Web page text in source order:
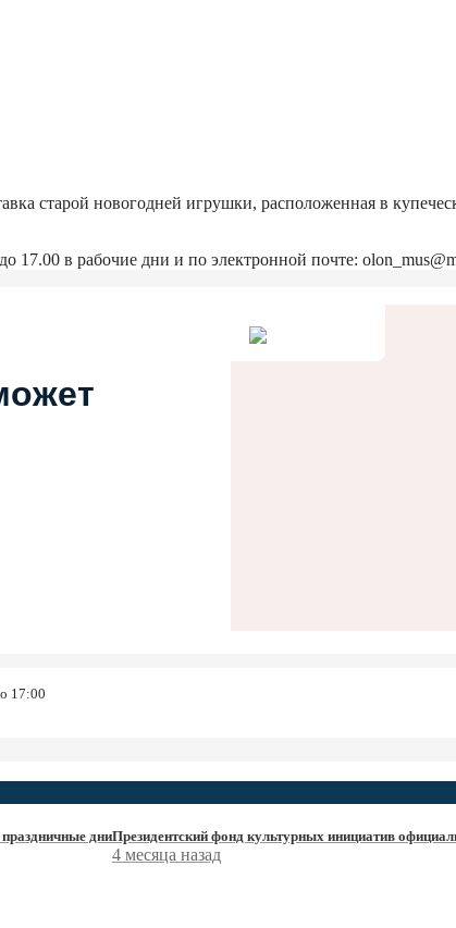
старой новогодней игрушки, расположенная в
17.00 в рабочие дни и по электронной почте:
17:00
дниПрезидентский фонд культурных инициатив
4 месяца назад